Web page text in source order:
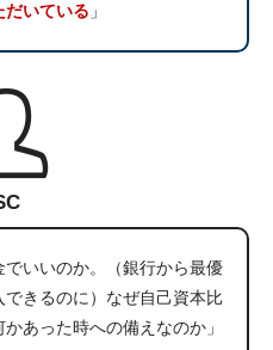
だいている 」
でいいのか。（銀行から最優
きるのに）なぜ自己資本比
あった時への備えなのか」